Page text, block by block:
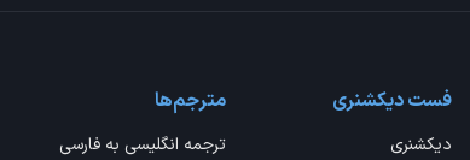
فست دیکشنری
دیکشنری
مترجم‌ها
ترجمه انگلیسی به فارسی